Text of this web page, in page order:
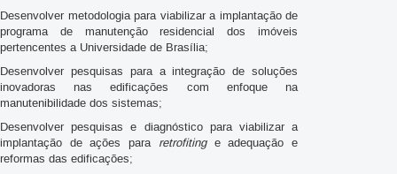
Desenvolver metodologia para viabilizar a implantação de
programa de manutenção residencial dos imóveis
pertencentes a Universidade de Brasília;
Desenvolver pesquisas para a integração de soluções
inovadoras nas edificações com enfoque na
manutenibilidade dos sistemas;
Desenvolver pesquisas e diagnóstico para viabilizar a
implantação de ações para retrofiting e adequação e
reformas das edificações;